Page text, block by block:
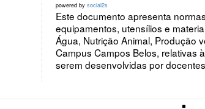
powered bysocial2s
Este documento apresenta
equipamentos, utensílios e
Água, Nutrição Animal, Produção
Campus Campos Belos, relativas
serem desenvolvidas por